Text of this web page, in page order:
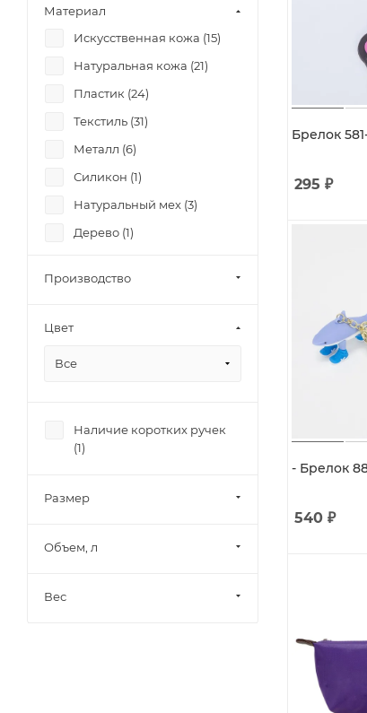
Брелок
295 ₽
- Брелок
540 ₽
Материал
Искусственная кожа (15)
Натуральная кожа (21)
Пластик (24)
Текстиль (31)
Металл (6)
Силикон (1)
Натуральный мех (3)
Дерево (1)
Производство
Цвет
Все
Наличие коротких ручек
(1)
Размер
Объем, л
Вес